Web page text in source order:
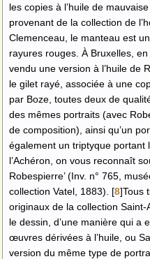
les copies à l’huile de
provenant de la collection de
Clemenceau, le manteau est
rayures rouges. À Bruxelles,
vendu une version à l’huile de
le gilet rayé, associée à une
par Boze, toutes deux de
des mêmes portraits (avec
de composition), ainsi qu’un
également un triptyque portant
l’Achéron, on vous reconnaît
Robespierre’ (Inv. n° 765,
collection Vatel, 1883).
[8]Tous
originaux de la collection
le dessin, d’une manière qui a
œuvres dérivées à l’huile, ou
version du même type de